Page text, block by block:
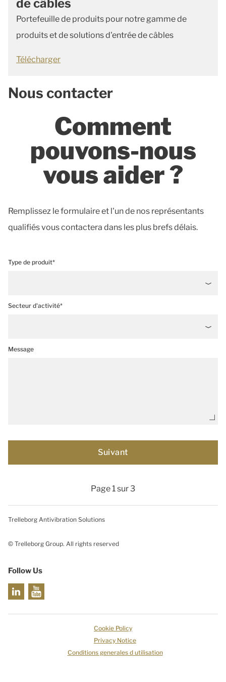
de câbles
Portefeuille de produits pour notre gamme de
produits et de solutions d'entrée de câbles
Télécharger
Nous contacter
Comment
pouvons-nous
vous aider ?
Remplissez le formulaire et l'un de nos représentants
qualifiés vous contactera dans les plus brefs délais.
Type de produit*
Secteur d'activité*
Message
Page 1 sur 3
Trelleborg Antivibration Solutions
© Trelleborg Group. All rights reserved
Follow Us
Cookie Policy
Privacy Notice
Conditions generales d utilisation